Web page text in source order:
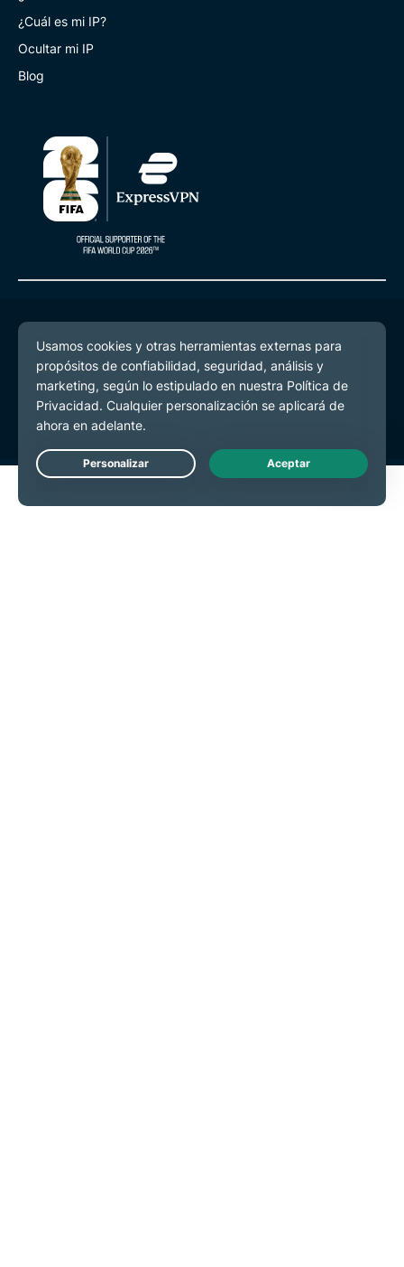
¿Cuál es mi IP?
Ocultar mi IP
Blog
© 2026 ExpressVPN. Todos los derechos reservados.
Política de Privacidad
Términos de Servicio
Preferencias de cookies
Live Chat